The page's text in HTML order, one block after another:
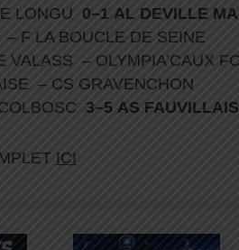
LONGU 0–1 AL DEVILLE
F LA BOUCLE DE SEINE
VALASS – OLYMPIA’CAUX
– CS GRAVENCHON
3–5 AS
ICI